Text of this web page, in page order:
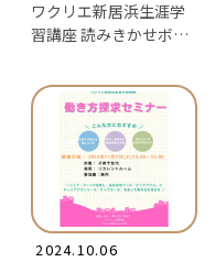
ワクリエ新居浜生涯学
習講座 読みきかせボラ
2024.10.06